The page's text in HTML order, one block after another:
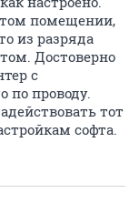
помещении,
из разряда
Достоверно
с
по проводу.
тот
софта.